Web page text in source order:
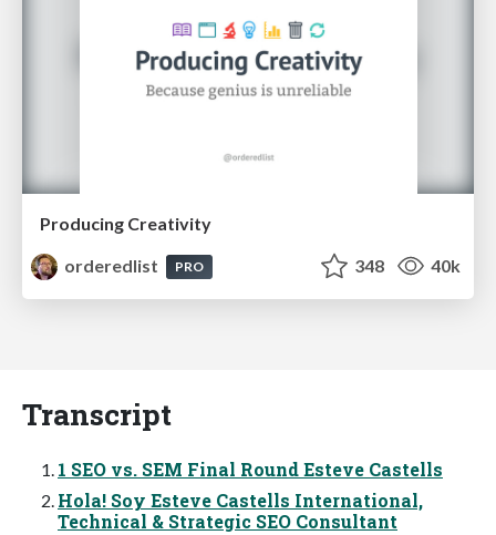
Producing Creativity
orderedlist
PRO 348 40k
Transcript
1 SEO vs. SEM Final Round Esteve Castells
Hola! Soy Esteve Castells International,
Technical & Strategic SEO Consultant